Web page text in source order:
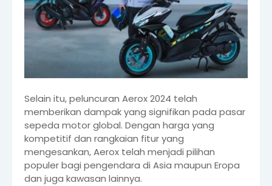
Selain itu, peluncuran Aerox 2024 telah
memberikan dampak yang signifikan pada pasar
sepeda motor global. Dengan harga yang
kompetitif dan rangkaian fitur yang
mengesankan, Aerox telah menjadi pilihan
populer bagi pengendara di Asia maupun Eropa
dan juga kawasan lainnya.